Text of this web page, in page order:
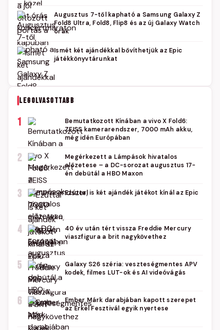
Augusztus 7-től kapható a Samsung Galaxy Z
Fold8 Ultra, Fold8, Flip8 és az új Galaxy Watch
órák
Ismét két ajándékkal bővíthetjük az Epic
játékkönyvtárunkat
LEGOLVASOTTABB
1
Bemutatkozott Kínában a vivo X Fold6:
ZEISS kamerarendszer, 7000 mAh akku,
még idén Európában
2
Megérkezett a Lámpások hivatalos
előzetese – a DC-sorozat augusztus 17-
én debütál a HBO Maxon
3 Ezúttal is két ajándék játékot kínál az Epic
4
40 év után tért vissza Freddie Mercury
viaszfigura a brit nagykövethez
5
Galaxy S26 széria: veszteségmentes APV
kodek, filmes LUT-ok és AI videóvágás
6
Ember Márk darabjában kapott szerepet
az Erkel Fesztivál egyik nyertese